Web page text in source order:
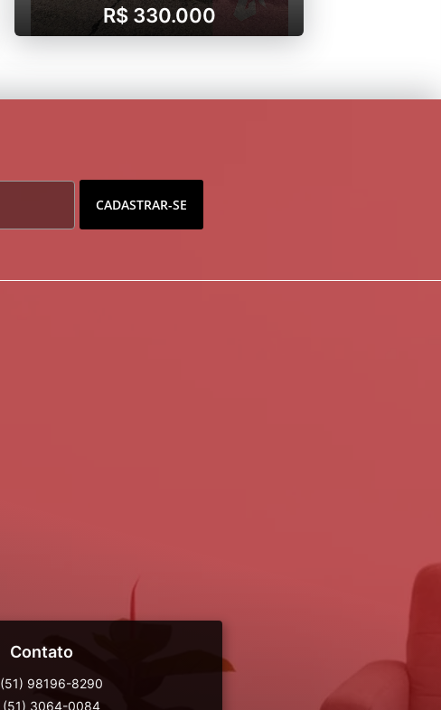
R$ 330.000
CADASTRAR-SE
Contato
(51) 98196-8290
(51) 3064-0084